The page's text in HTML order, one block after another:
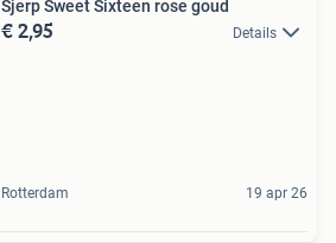
Sjerp Sweet Sixteen rose goud
€ 2,95 Details
Rotterdam 19 apr 26